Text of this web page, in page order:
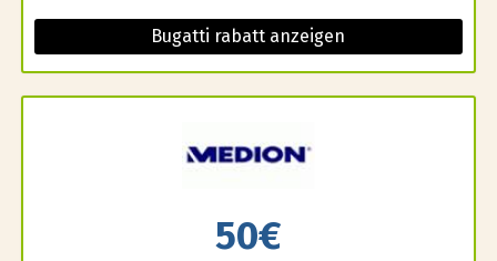
Bugatti rabatt anzeigen
50€